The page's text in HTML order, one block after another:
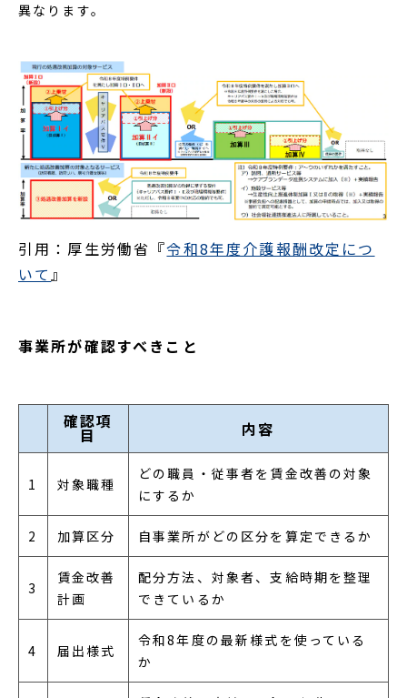
異なります。
引用：厚生労働省『令和8年度介護報酬改定につ
いて 』
事業所が確認すべきこと
確認項
目 内容
1 対象職種
どの職員・従事者を賃金改善の対象
にするか
2 加算区分 自事業所がどの区分を算定できるか
3
賃金改善
計画
配分方法、対象者、支給時期を整理
できているか
4 届出様式
令和8年度の最新様式を使っている
か